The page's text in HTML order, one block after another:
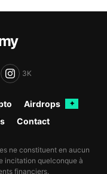
3K
Airdrops ✦
Contact
ne constituent en aucun
incitation quelconque à
financiers.